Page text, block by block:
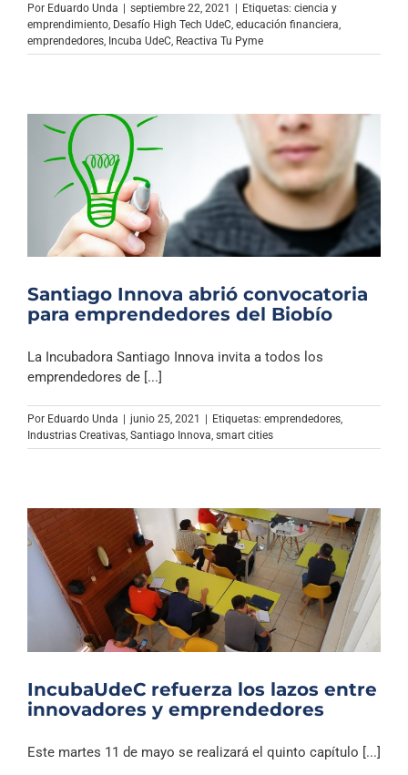
Por Eduardo Unda | septiembre 22, 2021 | Etiquetas: ciencia y
emprendimiento Desafío High Tech UdeC educación financiera
emprendedores Incuba UdeC Reactiva Tu Pyme
Santiago Innova abrió convocatoria
para emprendedores del Biobío
La Incubadora Santiago Innova invita a todos los
emprendedores de [...]
Por Eduardo Unda junio 25, 2021 Etiquetas: emprendedores,
Industrias Creativas, Santiago Innova, smart cities
IncubaUdeC refuerza los lazos entre
innovadores y emprendedores
Este martes 11 de mayo se realizará el quinto capítulo [...]